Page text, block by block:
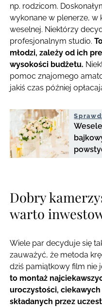
np. rodzicom.
wykonane w plenerze, w
weselnej. Niektórzy
profesjonalnym studio.
młodzi, zależy od ich
wysokości budżetu.
pomoc znajomego
jakiś czas później
Dobry
warto
Wiele par decyduje się
zauważyć, że metoda
dziś pamiątkowy film nie
to montaż
uroczystości, ciekawych
składanych przez